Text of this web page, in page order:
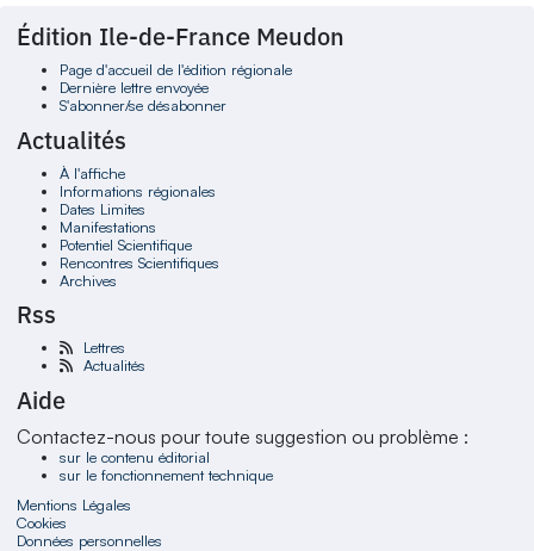
Édition Ile-de-France Meudon
Page d'accueil de l'édition régionale
Dernière lettre envoyée
S'abonner/se désabonner
Actualités
À l'affiche
Informations régionales
Dates Limites
Manifestations
Potentiel Scientifique
Rencontres Scientifiques
Archives
Rss
Lettres
Actualités
Aide
Contactez-nous pour toute suggestion ou problème :
sur le contenu éditorial
sur le fonctionnement technique
Mentions Légales
Cookies
Données personnelles